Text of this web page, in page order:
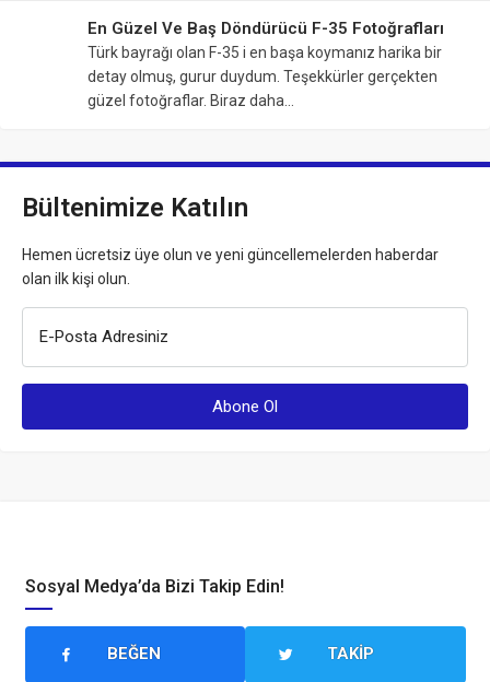
En Güzel Ve Baş Döndürücü F-35 Fotoğrafları
Türk bayrağı olan F-35 i en başa koymanız harika bir
detay olmuş, gurur duydum. Teşekkürler gerçekten
güzel fotoğraflar. Biraz daha…
Bültenimize Katılın
Hemen ücretsiz üye olun ve yeni güncellemelerden haberdar
olan ilk kişi olun.
E-Posta Adresiniz
Sosyal Medya’da Bizi Takip Edin!
BEĞEN TAKIP